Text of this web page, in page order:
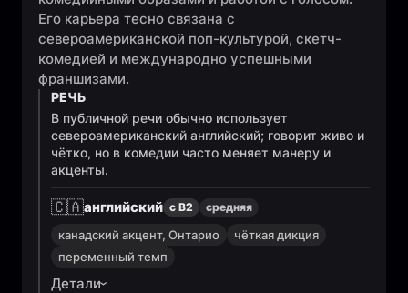
Его карьера тесно связана с
североамериканской поп-культурой, скетч-
комедией и международно успешными
франшизами.
РЕЧЬ
В публичной речи обычно использует
североамериканский английский; говорит живо и
чётко, но в комедии часто меняет манеру и
акценты.
🇨🇦английский с B2 средняя
канадский акцент, Онтарио
чёткая дикция
переменный темп
Детали